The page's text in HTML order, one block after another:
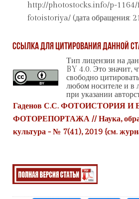
http://photostocks.info/p-
fotoistoriya/ (дата обращения:
Ссылка для цитирования данной
Тип лицензии на
BY 4.0. Это значит,
свободно
любом носителе и в
при указании
Гаденов С.С. ФОТОИСТОРИЯ
ФОТОРЕПОРТАЖА // Наука,
культура - № 7(41), 2019 {см.